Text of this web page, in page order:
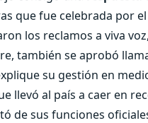
que fue celebrada por
los reclamos a viva
también se aprobó
su gestión en
llevó al país a caer en
de sus funciones